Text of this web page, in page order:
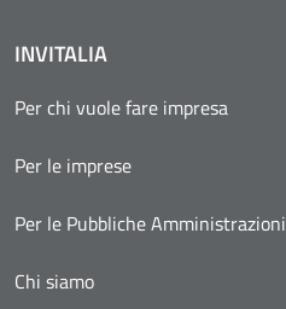
INVITALIA
Per chi vuole fare impresa
Per le imprese
Per le Pubbliche Amministrazioni
Chi siamo